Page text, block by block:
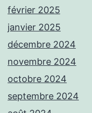
février 2025
janvier 2025
décembre 2024
novembre 2024
octobre 2024
septembre 2024